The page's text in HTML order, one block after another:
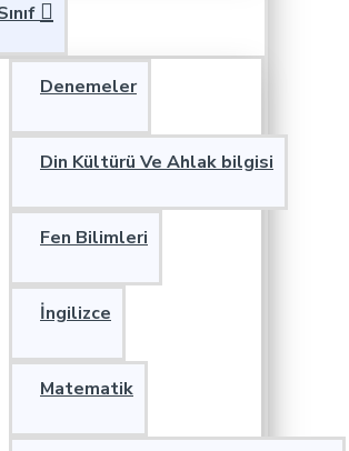
Denemeler
Din Kültürü Ve Ahlak bilgisi
Fen Bilimleri
İngilizce
Matematik